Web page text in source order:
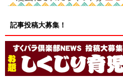
記事投稿大募集！